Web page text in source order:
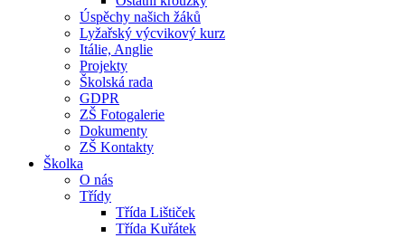
Úspěchy našich žáků
Lyžařský výcvikový kurz
Itálie, Anglie
Projekty
Školská rada
GDPR
ZŠ Fotogalerie
Dokumenty
ZŠ Kontakty
Školka
O nás
Třídy
Třída Lištiček
Třída Kuřátek